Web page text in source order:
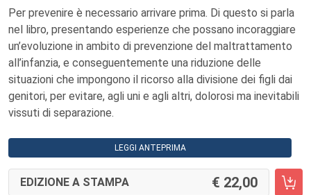
Per prevenire è necessario arrivare prima. Di questo si parla
nel libro, presentando esperienze che possano incoraggiare
un’evoluzione in ambito di prevenzione del maltrattamento
all’infanzia, e conseguentemente una riduzione delle
situazioni che impongono il ricorso alla divisione dei figli dai
genitori, per evitare, agli uni e agli altri, dolorosi ma inevitabili
vissuti di separazione.
LEGGI ANTEPRIMA
EDIZIONE A STAMPA 22,00